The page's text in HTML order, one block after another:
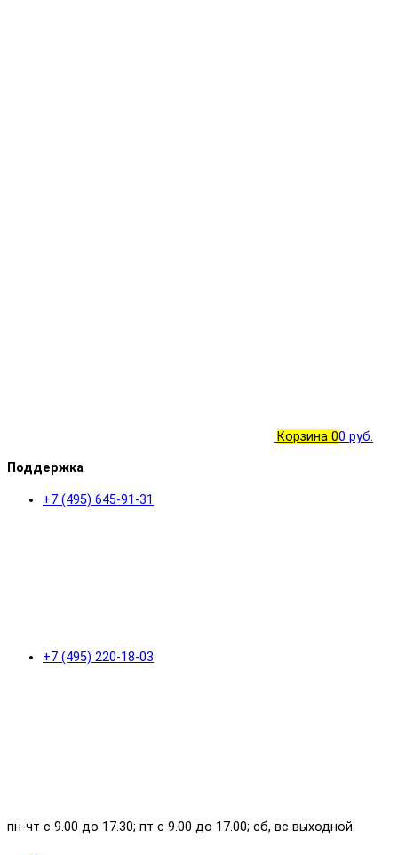
Корзина 00 руб.
Поддержка
+7 (495) 645-91-31
+7 (495) 220-18-03
пн-чт с 9.00 до 17.30; пт с 9.00 до 17.00; сб, вс выходной.